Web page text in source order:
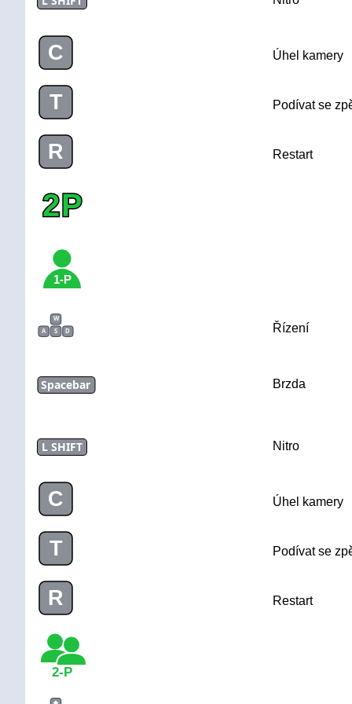
C Úhel kamery
T Podívat se
R Restart
2P
1-P
W
A
S D Řízení
Spacebar Brzda
L SHIFT Nitro
C Úhel kamery
T Podívat se
R Restart
2-P